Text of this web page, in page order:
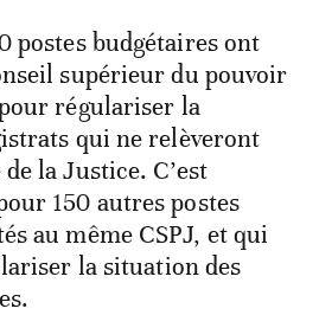
postes budgétaires ont
supérieur du pouvoir
régulariser la
qui ne relèveront
la Justice. C’est
150 autres postes
au même CSPJ, et qui
la situation des